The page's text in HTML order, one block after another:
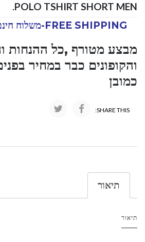
POLO TSHIRT SHORT MEN
.
FREE SHIPPING-משלוח חינם
מבצע מטורף ,כל ההנחות
והקופונים כבר במחיר
כמובן
SHARE THIS:
תיאור
תיאור